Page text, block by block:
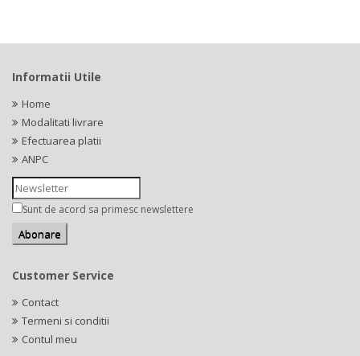
Informatii Utile
Home
Modalitati livrare
Efectuarea platii
ANPC
Sunt de acord sa primesc newslettere
Customer Service
Contact
Termeni si conditii
Contul meu